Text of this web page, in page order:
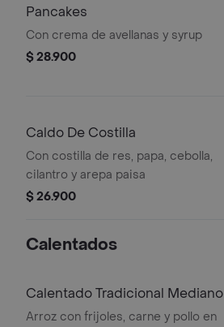
Pancakes
Con crema de avellanas y syrup
$ 28.900
Caldo De Costilla
Con costilla de res, papa, cebolla,
cilantro y arepa paisa
$ 26.900
Calentados
Calentado Tradicional Mediano
Arroz con frijoles, carne y pollo en